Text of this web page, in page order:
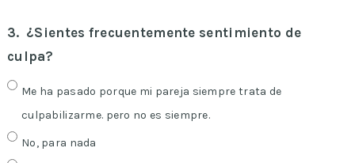
3. ¿Sientes frecuentemente sentimiento de
culpa?
Me ha pasado porque mi pareja siempre trata de
culpabilizarme. pero no es siempre.
No, para nada